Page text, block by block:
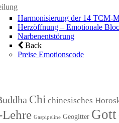
Chi chinesisches
Gaspipeline Geogitter Gott
Harmonisierung der 14 TCM-
Herzöffnung – Emotionale
Narbenentstörung
Back
Preise Emotionscode